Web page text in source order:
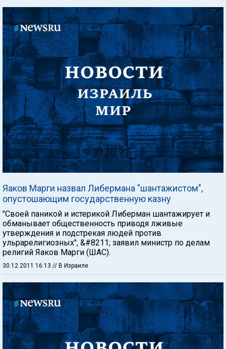
Яаков Марги назвал Либермана "шантажистом",
опустошающим государственную казну
"Своей паникой и истерикой Либерман шантажирует и
обманывает общественность приводя лживые
утверждения и подстрекая людей против
ульрарелигиозных", &#8211; заявил министр по делам
религий Яаков Марги (ШАС).
30.12.2011 16:13 // В Израиле